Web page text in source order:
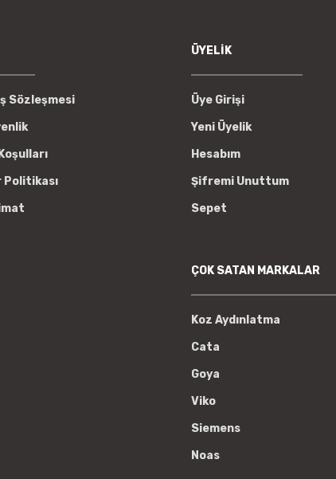
Sözleşmesi
Politikası
ÜYELİK
Üye Girişi
Yeni Üyelik
Hesabım
Şifremi Unuttum
Sepet
ÇOK SATAN MARKALAR
Koz Aydınlatma
Cata
Goya
Viko
Siemens
Noas